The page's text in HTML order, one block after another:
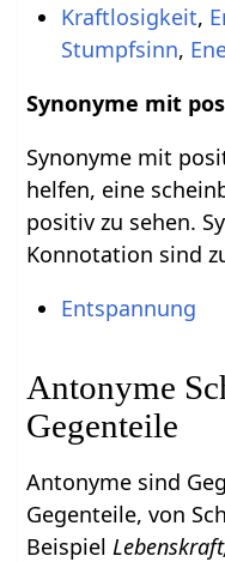
Kraftlosigkeit,
Stumpfsinn,
Synonyme mit
Synonyme mit
helfen, eine
positiv zu sehen.
Konnotation sind
Entspannung
Antonyme
Gegenteile
Antonyme sind
Gegenteile, von
Beispiel